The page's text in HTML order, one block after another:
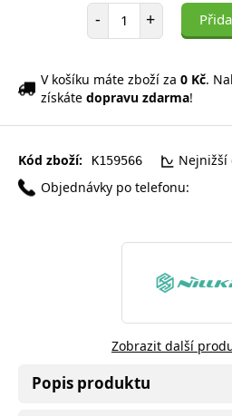
- Počet položek
+
V košíku máte zboží za 0 Kč.
získáte dopravu zdarma!
Kód zboží: K159566
Nejnižší
Objednávky po telefonu:
Zobrazit další
Popis produktu